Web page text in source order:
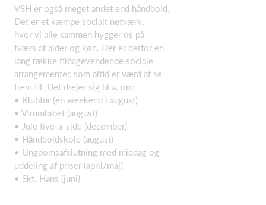
VSH er også meget andet end håndbold.
Det er et kæmpe socialt netværk,
hvor vi alle sammen hygger os på
tværs af alder og køn. Der er derfor en
lang række tilbagevendende sociale
arrangementer, som altid er værd at se
frem til. Det drejer sig bl.a. om:
• Klubtur (en weekend i august)
• Virumløbet (august)
• Jule five-a-side (december)
• Håndboldskole (august)
• Ungdomsafslutning med middag og
uddeling af priser (april/maj)
• Skt. Hans (juni)